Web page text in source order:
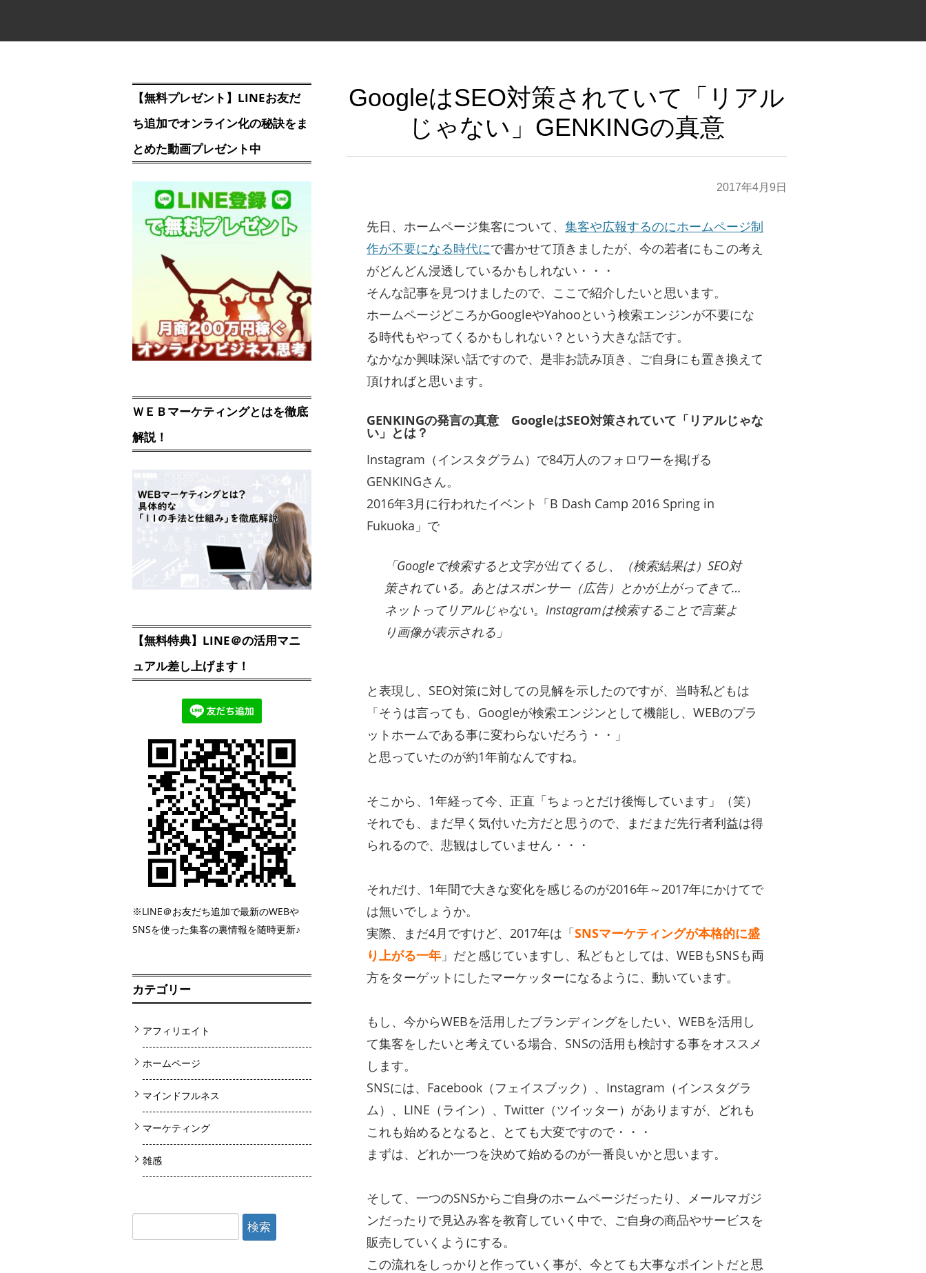
GoogleはSEO対策されていて「リアル
じゃない」GENKINGの真意
2017年4月9日
先日、ホームページ集客について、 集客や広報するのにホームページ制
作が不要になる時代にで書かせて頂きましたが、今の若者にもこの考え
がどんどん浸透しているかもしれない・・・
そんな記事を見つけましたので、ここで紹介したいと思います。
ホームページどころかGoogleやYahooという検索エンジンが不要にな
る時代もやってくるかもしれない？という大きな話です。
なかなか興味深い話ですので、是非お読み頂き、ご自身にも置き換えて
頂ければと思います。
GENKINGの発言の真意 GoogleはSEO対策されていて「リアルじゃな
い」とは？
Instagram（インスタグラム）で84万人のフォロワーを掲げる
GENKINGさん。
2016年3月に行われたイベント「B Dash Camp 2016 Spring in
Fukuoka」で
「Googleで検索すると文字が出てくるし、（検索結果は）SEO対
策されている。あとはスポンサー（広告）とかが上がってきて…
ネットってリアルじゃない。Instagramは検索することで言葉よ
り画像が表示される」
と表現し、SEO対策に対しての見解を示したのですが、当時私どもは
「そうは言っても、Googleが検索エンジンとして機能し、WEBのプラ
ットホームである事に変わらないだろう・・」
と思っていたのが約1年前なんですね。
そこから、1年経って今、正直「ちょっとだけ後悔しています」（笑）
それでも、まだ早く気付いた方だと思うので、まだまだ先行者利益は得
られるので、悲観はしていません・・・
それだけ、1年間で大きな変化を感じるのが2016年～2017年にかけてで
は無いでしょうか。
実際、まだ4月ですけど、2017年は「SNSマーケティングが本格的に盛
り上がる一年 」だと感じていますし、私どもとしては、WEBもSNSも両
方をターゲットにしたマーケッターになるように、動いています。
もし、今からWEBを活用したブランディングをしたい、WEBを活用し
て集客をしたいと考えている場合、SNSの活用も検討する事をオススメ
します。
SNSには、Facebook（フェイスブック）、Instagram（インスタグラ
ム）、LINE（ライン）、Twitter（ツイッター）がありますが、どれも
これも始めるとなると、とても大変ですので・・・
まずは、どれか一つを決めて始めるのが一番良いかと思います。
そして、一つのSNSからご自身のホームページだったり、メールマガジ
ンだったりで見込み客を教育していく中で、ご自身の商品やサービスを
販売していくようにする。
この流れをしっかりと作っていく事が、今とても大事なポイントだと思
【無料プレゼント】LINEお友だ
ち追加でオンライン化の秘訣をま
とめた動画プレゼント中
ＷＥＢマーケティングとはを徹底
解説！
【無料特典】LINE＠の活用マニ
ュアル差し上げます！
※LINE＠お友だち追加で最新のWEBや
SNSを使った集客の裏情報を随時更新♪
カテゴリー
アフィリエイト
ホームページ
マインドフルネス
マーケティング
雑感
索: